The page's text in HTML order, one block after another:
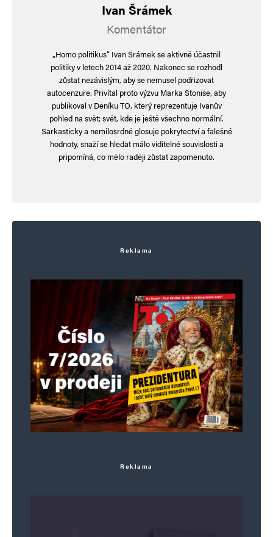
Informujte mě o nových komentářích e-mailem.
Alternative:
Ivan Šrámek
Komentátor
„Homo politikus“ Ivan Šrámek se aktivně účastnil
politiky v letech 2014 až 2020. Nakonec se rozhodl
zůstat nezávislým, aby se nemusel podřizovat
autocenzuře. Přivítal proto výzvu Marka Stoniše, aby
publikoval v Deníku TO, který reprezentuje Ivanův
pohled na svět; svět, kde je ještě všechno normální.
Sarkasticky a nemilosrdně glosuje pokrytectví a falešné
hodnoty, snaží se hledat málo viditelné souvislosti a
připomíná, co mělo raději zůstat zapomenuto.
Reklama
Reklama